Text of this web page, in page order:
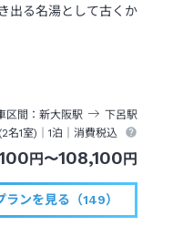
出る名湯として古くか
区間 新大阪駅 下呂駅
2名1室)｜1泊 ｜消費税込
円 〜108,100 円
ランを見る（149）